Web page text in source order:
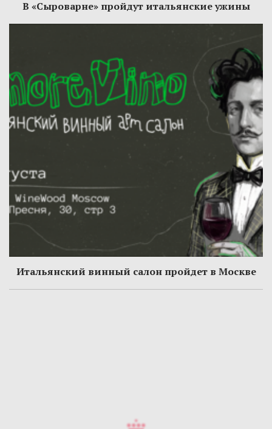
В «Сыроварне» пройдут итальянские ужины
Итальянский винный салон пройдет в Москве